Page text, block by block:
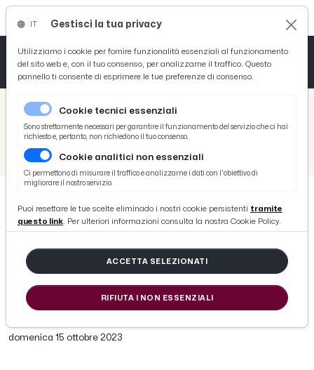
/ Picenotime
/ Sport
/ Basket
Pallacanestro: nasce FF Basket Lab, un progetto condiviso per la Riviera delle Palme
Pallacanestro: nasce FF Basket Lab,
un progetto condiviso per la
Riviera delle Palme
domenica 15 ottobre 2023
Gestisci la tua privacy
Utilizziamo i cookie per fornire funzionalità essenziali al funzionamento
del sito web e, con il tuo consenso, per analizzarne il traffico. Questo
pannello ti consente di esprimere le tue preferenze di consenso.
Cookie tecnici essenziali
Sono strettamente necessari per garantire il funzionamento del servizio che ci hai
richiesto e, pertanto, non richiedono il tuo consenso.
Cookie analitici non essenziali
Ci permettono di misurare il traffico e analizzarne i dati con l'obiettivo di
migliorare il nostro servizio.
Puoi resettare le tue scelte eliminado i nostri cookie persistenti tramite
questo link. Per ulteriori informazioni consulta la nostra Cookie Policy.
ACCETTA SELEZIONATI
RIFIUTA I NON ESSENZIALI
Tutto News
Tutto Sport
Basket
Ciclismo
Tutto Curiosità